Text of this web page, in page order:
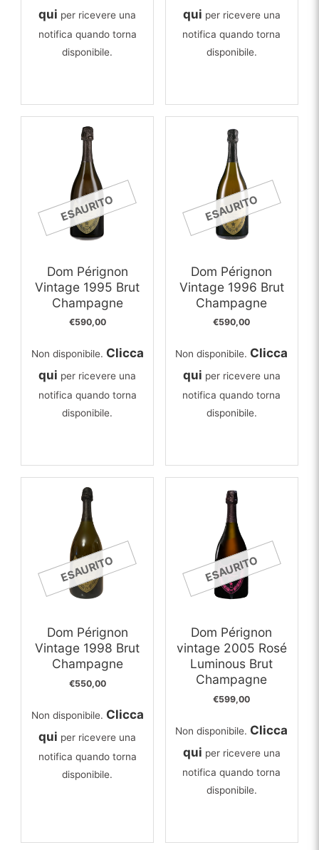
qui per ricevere una
notifica quando torna
disponibile.
qui per ricevere una
notifica quando torna
disponibile.
ESAURITO
Dom Pérignon
Vintage 1995 Brut
Champagne
€590,00
Non disponibile. Clicca
qui per ricevere una
notifica quando torna
disponibile.
ESAURITO
Dom Pérignon
Vintage 1996 Brut
Champagne
€590,00
Non disponibile. Clicca
qui per ricevere una
notifica quando torna
disponibile.
ESAURITO
Dom Pérignon
Vintage 1998 Brut
Champagne
€550,00
Non disponibile. Clicca
qui per ricevere una
notifica quando torna
disponibile.
ESAURITO
Dom Pérignon
vintage 2005 Rosé
Luminous Brut
Champagne
€599,00
Non disponibile. Clicca
qui per ricevere una
notifica quando torna
disponibile.